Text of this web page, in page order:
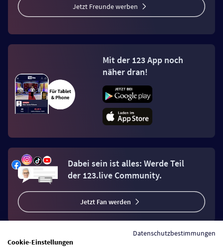
Jetzt Freunde werben
Mit der 123 App noch
näher dran!
Dabei sein ist alles: Werde Teil
der 123.live Community.
Jetzt Fan werden
Datenschutzbestimmungen
Cookie-Einstellungen